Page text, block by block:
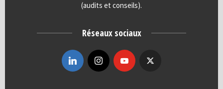
(audits et conseils).
Réseaux sociaux